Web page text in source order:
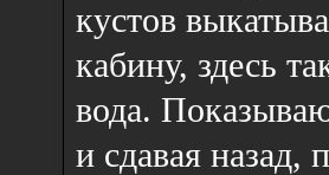
кустов
кабину, здесь
вода.
и сдавая назад,